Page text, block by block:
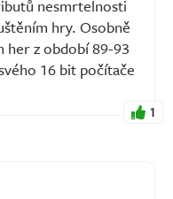
nesmrtelnosti
hry. Osobně
her z období 89-93
16 bit počítače
1